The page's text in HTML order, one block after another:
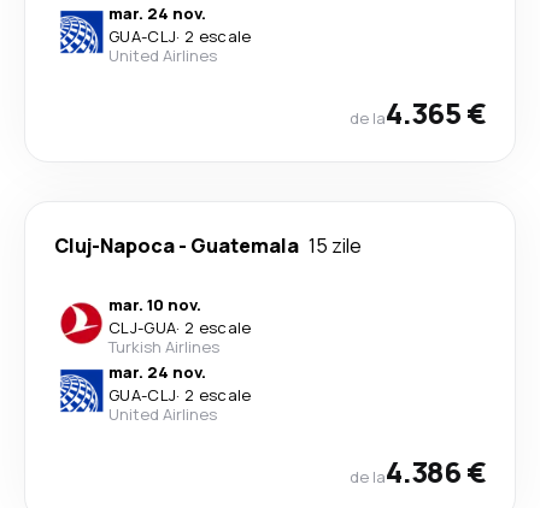
mar. 24 nov.
GUA-CLJ· 2 escale
United Airlines
de la4.365 €
Cluj-Napoca- Guatemala 15 zile
mar. 10 nov.
CLJ-GUA· 2 escale
Turkish Airlines
mar. 24 nov.
GUA-CLJ· 2 escale
United Airlines
de la4.386 €